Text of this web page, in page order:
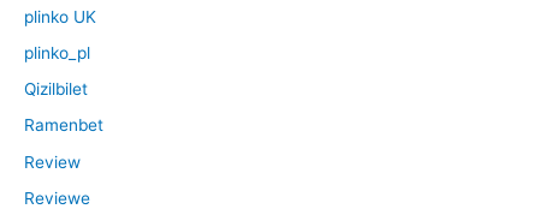
plinko UK
plinko_pl
Qizilbilet
Ramenbet
Review
Reviewe